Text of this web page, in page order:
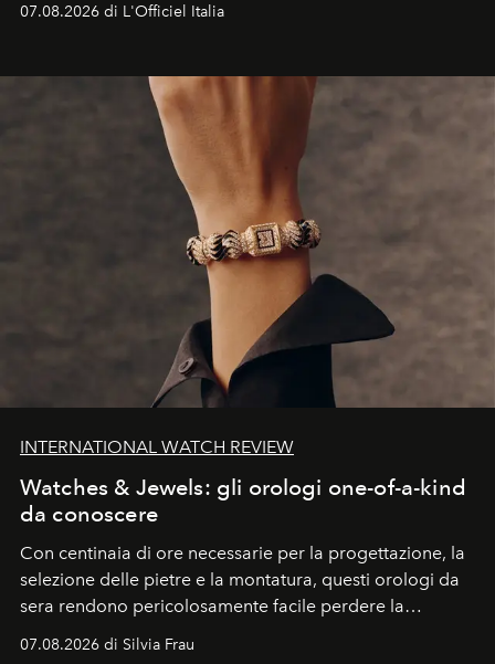
07.08.2026 di L'Officiel Italia
INTERNATIONAL WATCH REVIEW
Watches & Jewels: gli orologi one-of-a-kind
da conoscere
Con centinaia di ore necessarie per la progettazione, la
selezione delle pietre e la montatura, questi orologi da
sera rendono pericolosamente facile perdere la
07.08.2026 di Silvia Frau